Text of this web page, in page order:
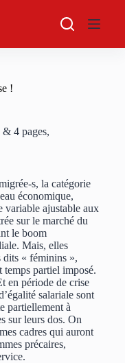
!
4 pages,
s, la catégorie
économique,
variable ajustable aux
sur le marché du
le boom
Mais, elles
dits « féminins »,
temps partiel imposé.
en période de crise
salariale sont
partiellement à
sur leurs dos. On
cadres qui auront
précaires,